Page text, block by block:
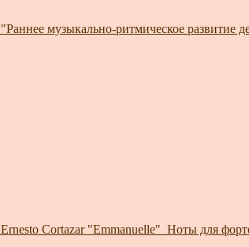
"Раннее музыкально-ритмическое развитие
Ernesto Cortazar "Emmanuelle"_Ноты для